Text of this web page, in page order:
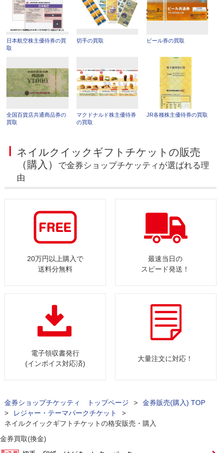
日本航空株主優待券の買
取
切手の買取 ビール券の買取
全国百貨店共通商品券の
買取
マクドナルド株主優待券
の買取
JR各種株主優待券の買取
ネイルクイックギフトチケットの販売
（購入）
で金券ショップチケッティが選ばれる理
由
20万円以上購入で
送料分無料
最速当日の
スピード発送！
電子領収書発行
(インボイス対応済)
大量注文に対応！
金券ショップチケッティ トップページ >
金券販売(購入) TOP
>
レジャー・テーマパークチケット
>
ネイルクイックギフトチケットの格安販売・購入
金券買取(換金)